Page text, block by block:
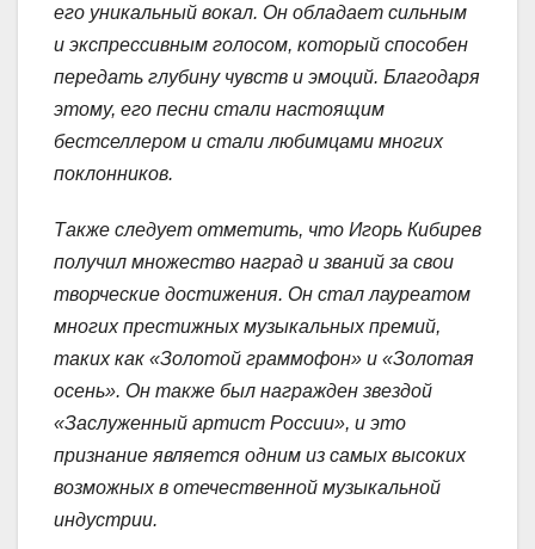
его уникальный вокал. Он обладает сильным
и экспрессивным голосом, который способен
передать глубину чувств и эмоций. Благодаря
этому, его песни стали настоящим
бестселлером и стали любимцами многих
поклонников.
Также следует отметить, что Игорь Кибирев
получил множество наград и званий за свои
творческие достижения. Он стал лауреатом
многих престижных музыкальных премий,
таких как «Золотой граммофон» и «Золотая
осень». Он также был награжден звездой
«Заслуженный артист России», и это
признание является одним из самых высоких
возможных в отечественной музыкальной
индустрии.